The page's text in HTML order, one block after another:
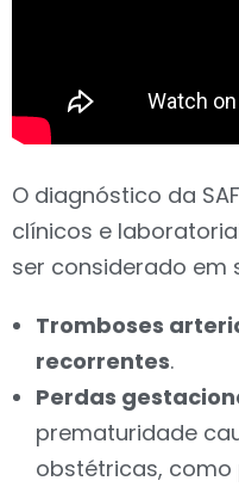
O diagnóstico da
clínicos e
ser considerado em
Tromboses
recorrentes.
Perdas
prematuridade
obstétricas,